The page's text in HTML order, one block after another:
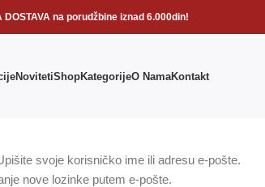
DOSTAVA na porudžbine iznad 6.000din!
NovitetiShopKategorijeO NamaKontakt
svoje korisničko ime ili adresu e-pošte.
nove lozinke putem e-pošte.